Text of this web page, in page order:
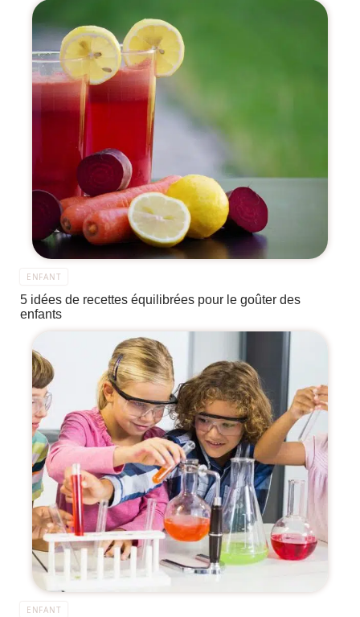
ENFANT
5 idées de recettes équilibrées pour le goûter des
enfants
ENFANT